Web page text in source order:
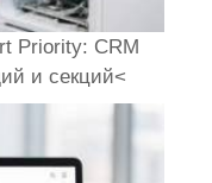
Priority: CRM
и секций<